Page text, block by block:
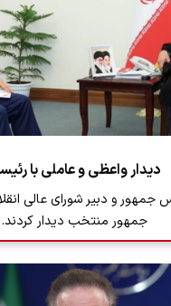
دیدار واعظی و عاملی با
جمهور و دبیر شورای عالی
جمهور منتخب دیدار کردند.